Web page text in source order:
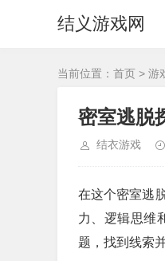
结义游戏网
当前位置： 首页 > 游
密室逃脱
结衣游戏
在这个密室逃
力、逻辑思维
题，找到线索